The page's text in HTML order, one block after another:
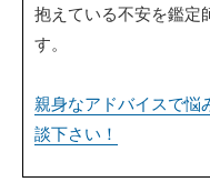
抱えている不安を鑑定
す。
親身なアドバイスで悩
談下さい！